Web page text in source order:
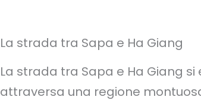
La strada tra Sapa e Ha Giang
La strada tra Sapa e Ha Giang
attraversa una regione